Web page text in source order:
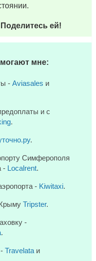
ей!
мне:
- Aviasales и
и с
.
.
Симферополя
- Localrent.
- Kiwitaxi.
Tripster.
-
.
Travelataи